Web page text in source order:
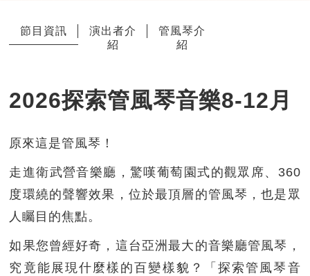
節目資訊
演出者介
紹
管風琴介
紹
2026探索管風琴音樂8-12月
原來這是管風琴！
走進衛武營音樂廳，驚嘆葡萄園式的觀眾席、360
度環繞的聲響效果，位於最頂層的管風琴，也是眾
人矚目的焦點。
如果您曾經好奇，這台亞洲最大的音樂廳管風琴，
究竟能展現什麼樣的百變樣貌？「探索管風琴音